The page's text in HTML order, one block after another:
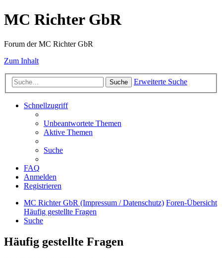
MC Richter GbR
Forum der MC Richter GbR
Zum Inhalt
Suche Erweiterte Suche
Schnellzugriff
Unbeantwortete Themen
Aktive Themen
Suche
FAQ
Anmelden
Registrieren
MC Richter GbR (Impressum / Datenschutz) Foren-Übersicht
Häufig gestellte Fragen
Suche
Häufig gestellte Fragen